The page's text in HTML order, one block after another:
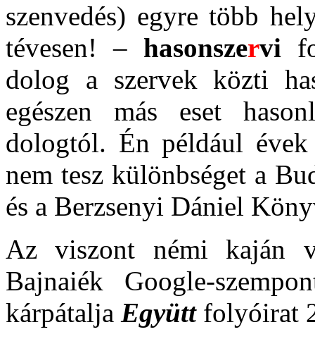
szenvedés) egyre több
tévesen! – hasonszervi
dolog a szervek közti
egészen más eset
dologtól. Én például
nem tesz különbséget a
és a Berzsenyi Dániel
Az viszont némi kaján
Bajnaiék Google-
kárpátalja Együttfolyóirat